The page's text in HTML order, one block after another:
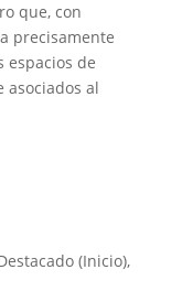
que, con
precisamente
espacios de
al
(Inicio),